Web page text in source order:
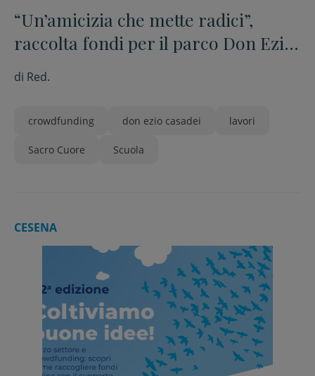
“Un’amicizia che mette radici”,
raccolta fondi per il parco Don Ezio
Casadei
di Red.
crowdfunding don ezio casadei lavori
Sacro Cuore Scuola
CESENA